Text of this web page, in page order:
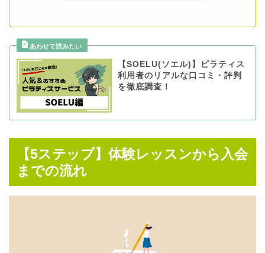
【SOELU(ソエル)】ピラティス
利用者のリアルな口コミ・評判
を徹底調査！
【5ステップ】体験レッスンから入会
までの流れ